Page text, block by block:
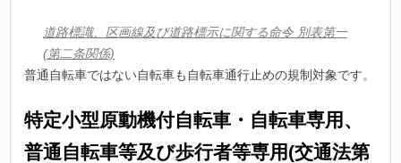
道路標識、区画線及び道路標示に関する命令 別表第一
(第二条関係)
普通自転車ではない自転車も自転車通行止めの規制対象です。
特定小型原動機付自転車・自転車専用、
普通自転車等及び歩行者等専用(交通法第